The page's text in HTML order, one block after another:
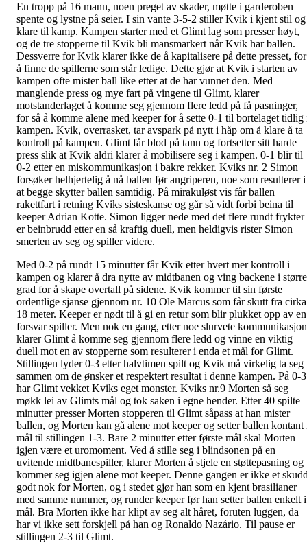
En tropp på 16 mann, noen preget av skader, møtte i garderoben
spente og lystne på seier. I sin vante 3-5-2 stiller Kvik i kjent stil og
klare til kamp. Kampen starter med et Glimt lag som presser høyt,
og de tre stopperne til Kvik bli mansmarkert når Kvik har ballen.
Dessverre for Kvik klarer ikke de å kapitalisere på dette presset, for
å finne de spillerne som står ledige. Dette gjør at Kvik i starten av
kampen ofte mister ball like etter at de har vunnet den. Med
manglende press og mye fart på vingene til Glimt, klarer
motstanderlaget å komme seg gjennom flere ledd på få pasninger,
for så å komme alene med keeper for å sette 0-1 til bortelaget tidlig
kampen. Kvik, overrasket, tar avspark på nytt i håp om å klare å ta
kontroll på kampen. Glimt får blod på tann og fortsetter sitt harde
press slik at Kvik aldri klarer å mobilisere seg i kampen. 0-1 blir til
0-2 etter en miskommunikasjon i bakre rekker. Kviks nr. 2 Simon
forsøker helhjertelig å nå ballen før angriperen, noe som resulterer i
at begge skytter ballen samtidig. På mirakuløst vis får ballen
rakettfart i retning Kviks sisteskanse og går så vidt forbi beina til
keeper Adrian Kotte. Simon ligger nede med det flere rundt frykter
er beinbrudd etter en så kraftig duell, men heldigvis rister Simon
smerten av seg og spiller videre.
Med 0-2 på rundt 15 minutter får Kvik etter hvert mer kontroll i
kampen og klarer å dra nytte av midtbanen og ving backene i større
grad for å skape overtall på sidene. Kvik kommer til sin første
ordentlige sjanse gjennom nr. 10 Ole Marcus som får skutt fra cirka
18 meter. Keeper er nødt til å gi en retur som blir plukket opp av en
forsvar spiller. Men nok en gang, etter noe slurvete kommunikasjon
klarer Glimt å komme seg gjennom flere ledd og vinne en viktig
duell mot en av stopperne som resulterer i enda et mål for Glimt.
Stillingen lyder 0-3 etter halvtimen spilt og Kvik må virkelig ta seg
sammen om de ønsker et respektert resultat i denne kampen. På 0-3
har Glimt vekket Kviks eget monster. Kviks nr.9 Morten så seg
møkk lei av Glimts mål og tok saken i egne hender. Etter 40 spilte
minutter presser Morten stopperen til Glimt såpass at han mister
ballen, og Morten kan gå alene mot keeper og setter ballen kontant
mål til stillingen 1-3. Bare 2 minutter etter første mål skal Morten
igjen være et uromoment. Ved å stille seg i blindsonen på en
uvitende midtbanespiller, klarer Morten å stjele en støttepasning og
kommer seg igjen alene mot keeper. Denne gangen er ikke et
godt nok for Morten, og i stedet gjør han som en kjent brasilianer
med samme nummer, og runder keeper før han setter ballen enkelt i
mål. Bra Morten ikke har klipt av seg alt håret, foruten luggen, da
har vi ikke sett forskjell på han og Ronaldo Nazário. Til pause er
stillingen 2-3 til Glimt.